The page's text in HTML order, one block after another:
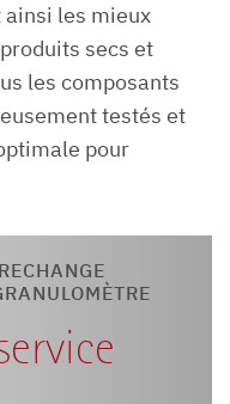
les mieux
secs et
les composants
testés et
pour